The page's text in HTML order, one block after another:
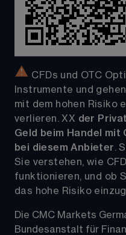
CFDs und OTC
Instrumente und
mit dem hohen Risiko
verlieren. XX der
Geld beim Handel mit
bei diesem Anbieter.
Sie verstehen, wie
funktionieren, und ob
das hohe Risiko
Die CMC Markets
Bundesanstalt für